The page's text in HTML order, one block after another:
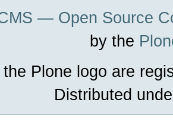
— Open Source
by the
the Plone logo are
Distributed